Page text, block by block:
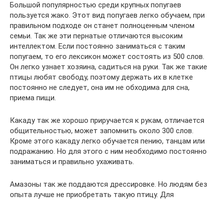
Большой популярностью среди крупных попугаев
пользуется жако. Этот вид попугаев легко обучаем, при
правильном подходе он станет полноценным членом
семьи. Так же эти пернатые отличаются высоким
интеллектом. Если постоянно заниматься с таким
попугаем, то его лексикон может состоять из 500 слов.
Он легко узнает хозяина, садиться на руки. Так же такие
птицы любят свободу, поэтому держать их в клетке
постоянно не следует, она им не обходима для сна,
приема пищи.
Какаду так же хорошо приручается к рукам, отличается
общительностью, может запомнить около 300 слов.
Кроме этого какаду легко обучается пению, танцам или
подражанию. Но для этого с ним необходимо постоянно
заниматься и правильно ухаживать.
Амазоны так же поддаются дрессировке. Но людям без
опыта лучше не приобретать такую птицу. Для